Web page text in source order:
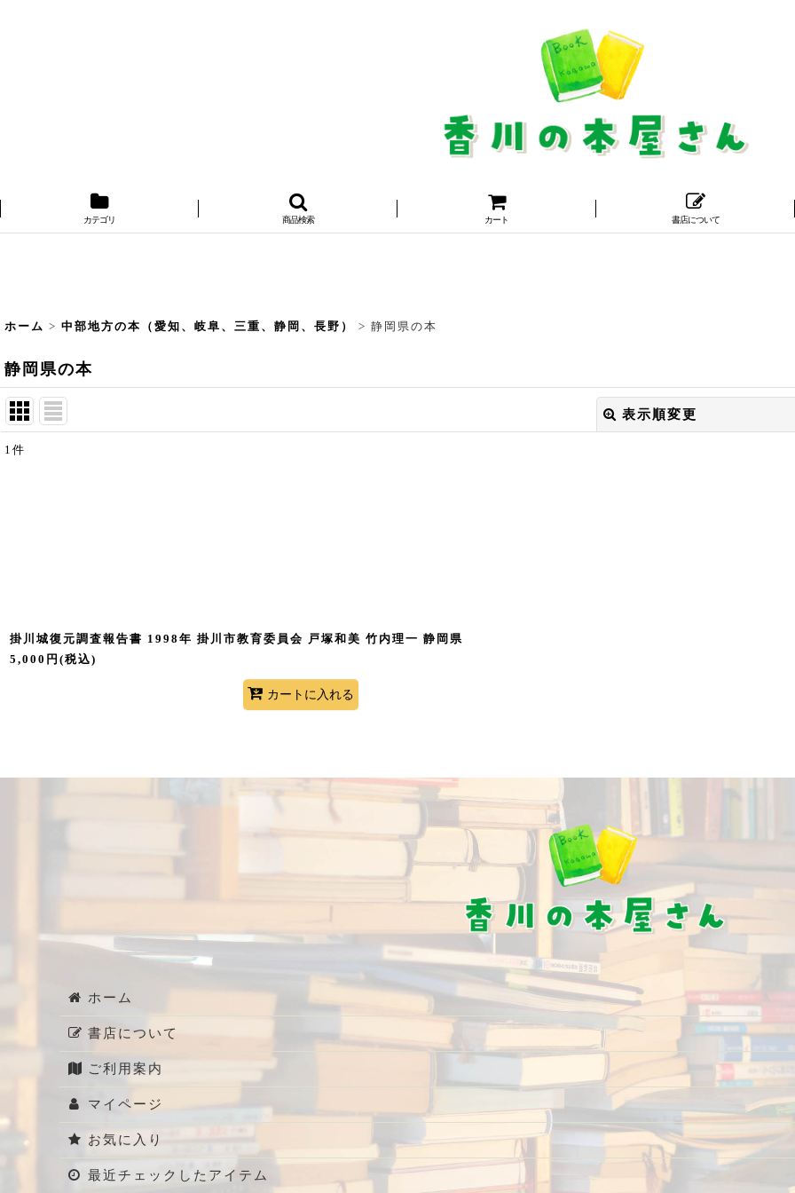
カテゴリ 商品検索 カート 書店について
ホーム > 中部地方の本（愛知、岐阜、三重、静岡、長野） > 静岡県の本
静岡県の本
表示順変更
1 件
掛川城復元調査報告書 1998年 掛川市教育委員会 戸塚和美 竹内理一 静岡県
5,000 円 (税込)
カートに入れる
ホーム
書店について
ご利用案内
マイページ
お気に入り
最近チェックしたアイテム